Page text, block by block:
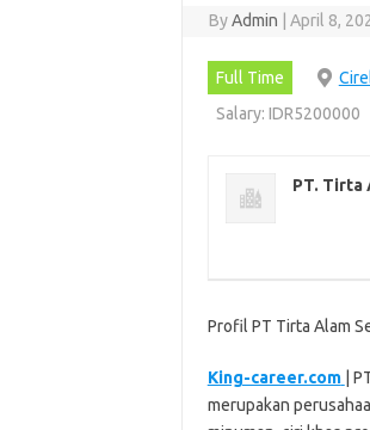
ByAdmin April 8,
Full Time
Salary: IDR5200000
PT. Tirta
Profil PT Tirta Alam
King-career.com
|
mеruраkаn